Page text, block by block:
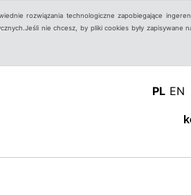
rozwiązania technologiczne zapobiegające
nie chcesz, by pliki cookies były zapisywane
PL EN